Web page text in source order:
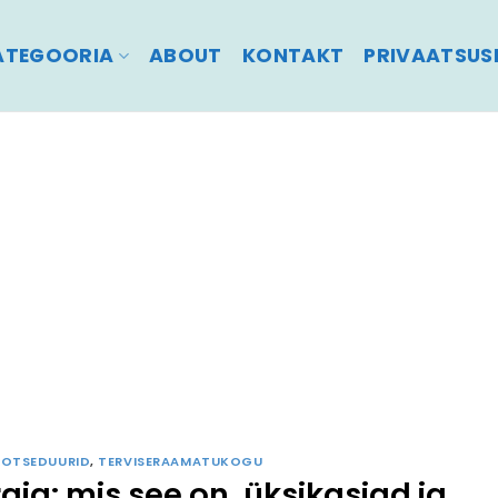
ABOUT KONTAKT
, TERVISERAAMATUKOGU